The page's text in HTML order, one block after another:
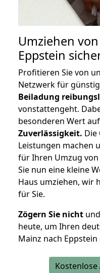
Umziehen von
Eppstein
Profitieren Sie von
Netzwerk für
Beiladung
vonstattengeht.
besonderen Wert auf
Zuverlässigkeit. Die
Leistungen machen
für Ihren Umzug von
Sie nun eine kleine
Haus umziehen, wir
für Sie.
Zögern Sie nicht
heute, um Ihren
Mainz nach